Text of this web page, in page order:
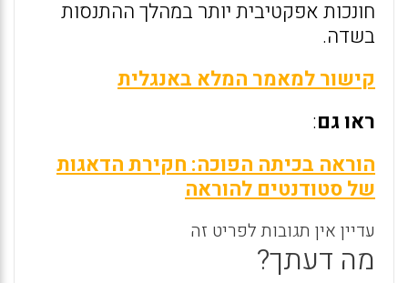
חונכות אפקטיבית יותר במהלך ההתנסות
בשדה.
קישור למאמר המלא באנגלית
ראו גם:
הוראה בכיתה הפוכה: חקירת הדאגות
של סטודנטים להוראה
עדיין אין תגובות לפריט זה
מה דעתך?